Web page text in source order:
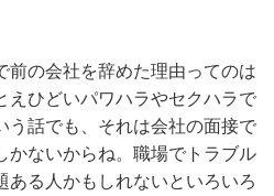
前の会社を辞めた理由ってのは
えひどいパワハラやセクハラで
う話でも、それは会社の面接で
かないからね。職場でトラブル
ある人かもしれないといろいろ